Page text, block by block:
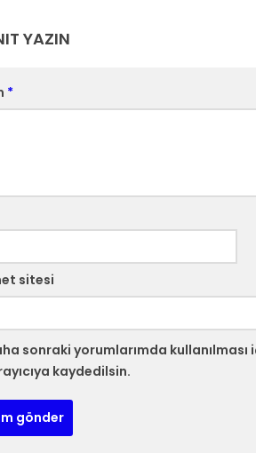
YAZIN
*
sitesi
sonraki yorumlarımda
kaydedilsin.